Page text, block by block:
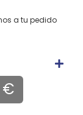
a tu pedido
€